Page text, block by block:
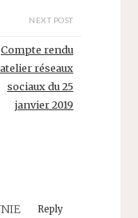
NEXT POST
Compte rendu
atelier réseaux
sociaux du 25
janvier 2019
Reply